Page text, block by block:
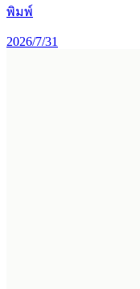
พิมพ์
2026/7/31